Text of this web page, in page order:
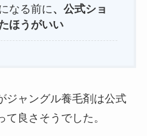
なる前に、公式ショ
ほうがいい
ジャングル養毛剤は公式
良さそうでした。